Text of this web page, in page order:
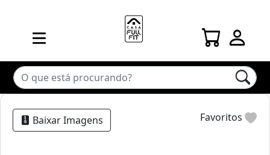
Baixar Imagens Favoritos